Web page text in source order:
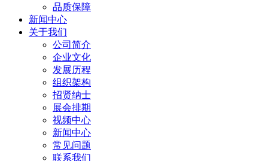
品质保障
新闻中心
关于我们
公司简介
企业文化
发展历程
组织架构
招贤纳士
展会排期
视频中心
新闻中心
常见问题
联系我们